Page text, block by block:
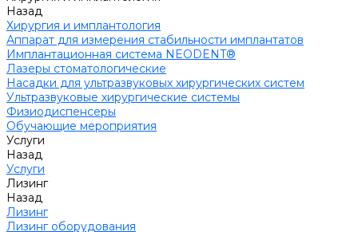
Назад
Хирургия и имплантология
Аппарат для измерения стабильности имплантатов
Имплантационная система NEODENT®
Лазеры стоматологические
Насадки для ультразвуковых хирургических систем
Ультразвуковые хирургические системы
Физиодиспенсеры
Обучающие мероприятия
Услуги
Назад
Услуги
Лизинг
Назад
Лизинг
Лизинг оборудования